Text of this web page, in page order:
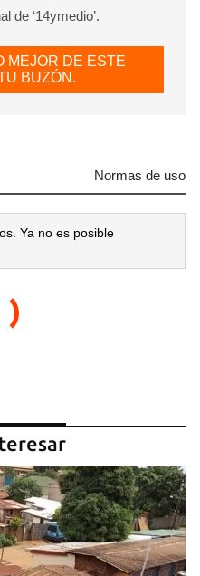
de ‘14ymedio’.
MEJOR DE ESTE
BUZÓN.
Normas de uso
Ya no es posible